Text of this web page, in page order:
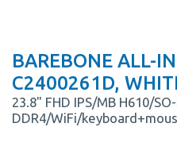
BAREBONE ALL-
C2400261D,
23.8" FHD IPS/MB H610/
DDR4/WiFi/